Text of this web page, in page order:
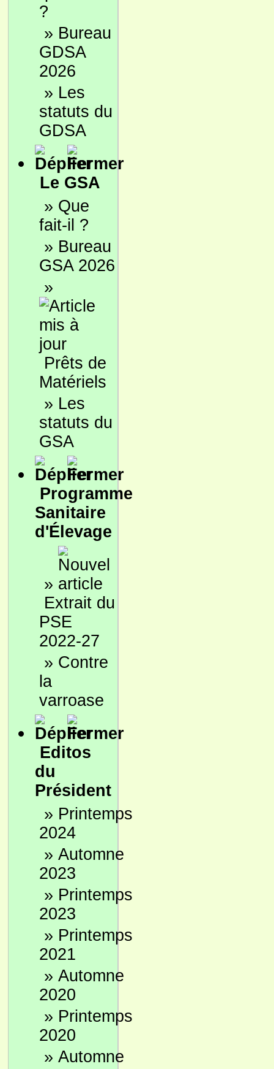
?
» Bureau
GDSA
2026
» Les
statuts du
GDSA
Le GSA
» Que
fait-il ?
» Bureau
GSA 2026
»
Prêts de
Matériels
» Les
statuts du
GSA
Programme
Sanitaire
d'Élevage
»
Extrait du
PSE
2022-27
» Contre
la
varroase
Editos
du
Président
» Printemps
2024
» Automne
2023
» Printemps
2023
» Printemps
2021
» Automne
2020
» Printemps
2020
» Automne